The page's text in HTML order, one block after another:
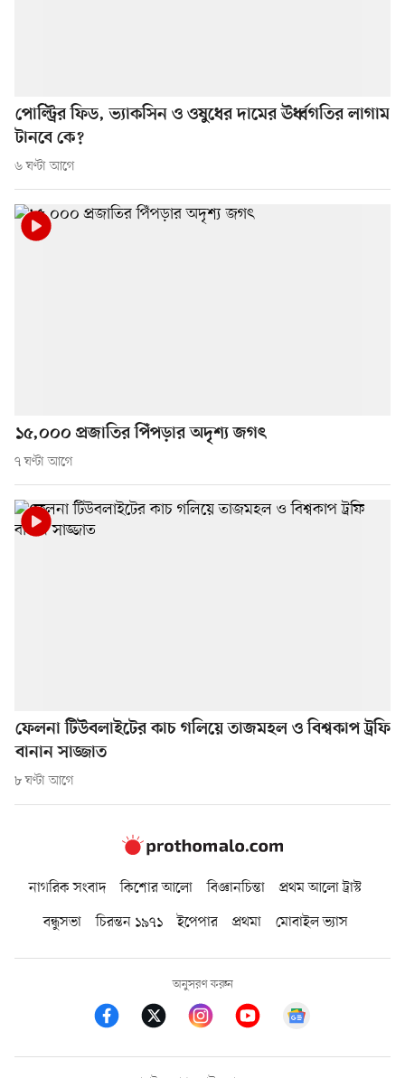
পোল্ট্রির ফিড, ভ্যাকসিন ও ওষুধের দামের ঊর্ধ্বগতির লাগাম
টানবে কে?
৬ ঘণ্টা আগে
১৫,০০০ প্রজাতির পিঁপড়ার অদৃশ্য জগৎ
৭ ঘণ্টা আগে
ফেলনা টিউবলাইটের কাচ গলিয়ে তাজমহল ও বিশ্বকাপ ট্রফি
বানান সাজ্জাত
৮ ঘণ্টা আগে
নাগরিক সংবাদ কিশোর আলো বিজ্ঞানচিন্তা
প্রথম আলো ট্রাস্ট
বন্ধুসভা
চিরন্তন ১৯৭১ ইপেপার প্রথমা মোবাইল ভ্যাস
অনুসরণ করুন